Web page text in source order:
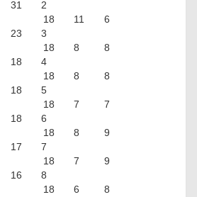
31
2
18 11
6
23
3
18 8
8
18
4
18 8
8
18
5
18 7
7
18
6
18 8
9
17
7
18 7
9
16
8
18 6
8